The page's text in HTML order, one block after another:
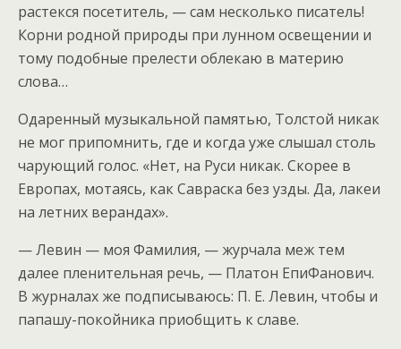
растекся посетитель, — сам несколько писатель!
Корни родной природы при лунном освещении и
тому подобные прелести облекаю в материю
слова…
Одаренный музыкальной памятью, Толстой никак
не мог припомнить, где и когда уже слышал столь
чарующий голос. «Нет, на Руси никак. Скорее в
Европах, мотаясь, как Савраска без узды. Да, лакеи
на летних верандах».
— Левин — моя Фамилия, — журчала меж тем
далее пленительная речь, — Платон ЕпиФанович.
В журналах же подписываюсь: П. Е. Левин, чтобы и
папашу-покойника приобщить к славе.